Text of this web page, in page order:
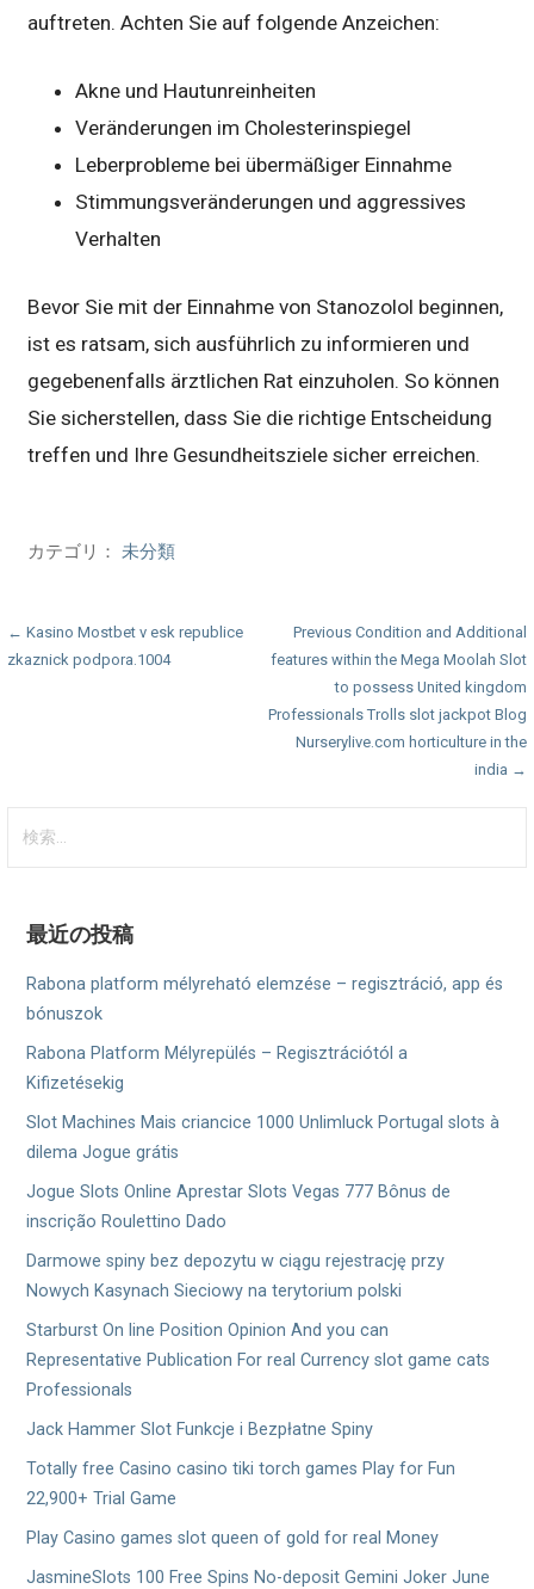
auftreten. Achten Sie auf folgende Anzeichen:
Akne und Hautunreinheiten
Veränderungen im Cholesterinspiegel
Leberprobleme bei übermäßiger Einnahme
Stimmungsveränderungen und aggressives
Verhalten
Bevor Sie mit der Einnahme von Stanozolol beginnen,
ist es ratsam, sich ausführlich zu informieren und
gegebenenfalls ärztlichen Rat einzuholen. So können
Sie sicherstellen, dass Sie die richtige Entscheidung
treffen und Ihre Gesundheitsziele sicher erreichen.
カテゴリ： 未分類
投
ー
ョ
ン
← Kasino Mostbet v esk republice
zkaznick podpora.1004
Previous Condition and Additional
features within the Mega Moolah Slot
to possess United kingdom
Professionals Trolls slot jackpot Blog
Nurserylive.com horticulture in the
india →
索:
最近の投稿
Rabona platform mélyreható elemzése – regisztráció, app és
bónuszok
Rabona Platform Mélyrepülés – Regisztrációtól a
Kifizetésekig
Slot Machines Mais criancice 1000 Unlimluck Portugal slots à
dilema Jogue grátis
Jogue Slots Online Aprestar Slots Vegas 777 Bônus de
inscrição Roulettino Dado
Darmowe spiny bez depozytu w ciągu rejestrację przy
Nowych Kasynach Sieciowy na terytorium polski
Starburst On line Position Opinion And you can
Representative Publication For real Currency slot game cats
Professionals
Jack Hammer Slot Funkcje i Bezpłatne Spiny
Totally free Casino casino tiki torch games Play for Fun
22,900+ Trial Game
Play Casino games slot queen of gold for real Money
JasmineSlots 100 Free Spins No-deposit Gemini Joker June